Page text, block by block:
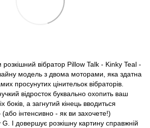
вібратор Pillow Talk - Kinky Teal -
модель з двома моторами, яка здатна
просунутих цінительок вібраторів.
відросток буквально охопить ваш
боків, а загнутий кінець вводиться
інтенсивно - як ви захочете!)
І довершує розкішну картину справжній